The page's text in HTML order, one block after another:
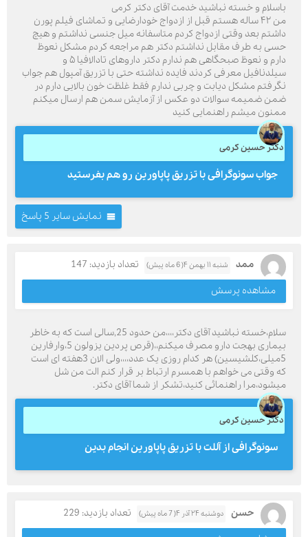
باسلام و خسته نباشید خدمت آقای دکتر کرمی
من ۴۲ ساله هستم قبل از ازدواج خودارضایی و تماشای فیلم پورن
داشتم بعد وقتی ازدواج کردم متاسفانه میل جنسی نداشتم و هیچ
حسی به طرف مقابل نداشتم دکتر هم مراجعه کردم مشکل نعوظ
دارم و نعوظ صبحگاهی هم ندارم دکتر داروهای تادالافیا ۵ و
سیلدنافیل معرفی کردند فایده نداشته حتی با تزریق آمپول هم جواب
نگرفتم مشکل دیابت و چربی ندارم فقط غلظت خون بالایی دارم در
ضمن ضمیمه سوالات دو عکس از آزمایش سمن هم ارسال میکنم
ممنون میشم راهنمایی کنید
دکتر حسین کرمی
جواب سونوگرافی با تزریق پاپاورین رو هم بفرستید
نمایش سایر 5 پاسخ
ممد شنبه ۱۱ بهمن ۴( 6 ماه پیش)
تعداد بازدید: 147
مشاهده پرسش
سلام،خسته نباشید آقای دکتر،،،،من حدود 25,سالی است که به خاطر
بیماری بهجت دارو مصرف میکنم،،(قرص پردین یزولون 5،وارفارین
5میلی،کلشیسین) هر کدام روزی یک عدد،،،،ولی الان 3هفته ای است
که وقتی می خواهم با همسرم ارتباط بر قرار کنم الت من شل
میشود،مرا راهنمائی کنید،تشکر از شما آقای دکتر.
دکتر حسین کرمی
سونوگرافی از آللت با تزریق پاپاورین انجام بدین
حسن دوشنبه ۲۴ آذر ۴( 7 ماه پیش)
تعداد بازدید: 229